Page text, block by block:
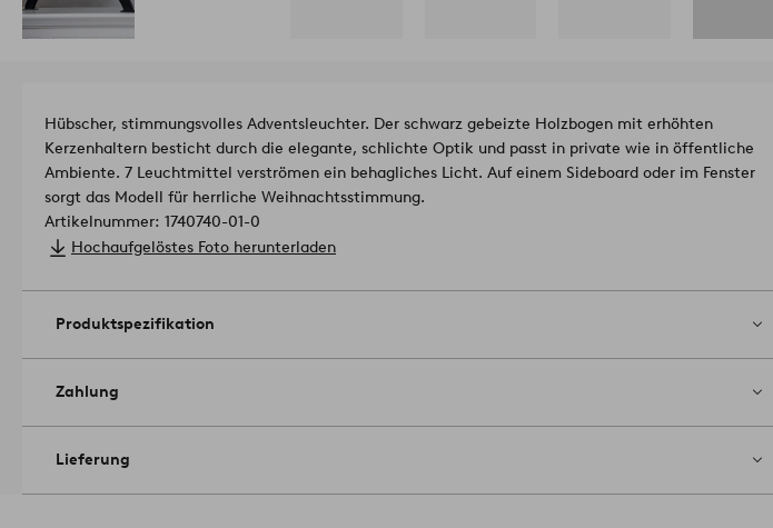
Hübscher, stimmungsvolles Adventsleuchter. Der schwarz gebeizte Holzbogen mit erhöhten
Kerzenhaltern besticht durch die elegante, schlichte Optik und passt in private wie in öffentliche
Ambiente. 7 Leuchtmittel verströmen ein behagliches Licht. Auf einem Sideboard oder im Fenster
sorgt das Modell für herrliche Weihnachtsstimmung.
Artikelnummer: 1740740-01-0
Hochaufgelöstes Foto herunterladen
Produktspezifikation
Zahlung
Lieferung